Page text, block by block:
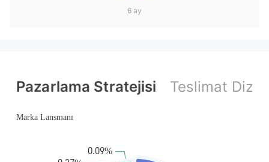
6 ay
Pazarlama Stratejisi Teslimat Dizini